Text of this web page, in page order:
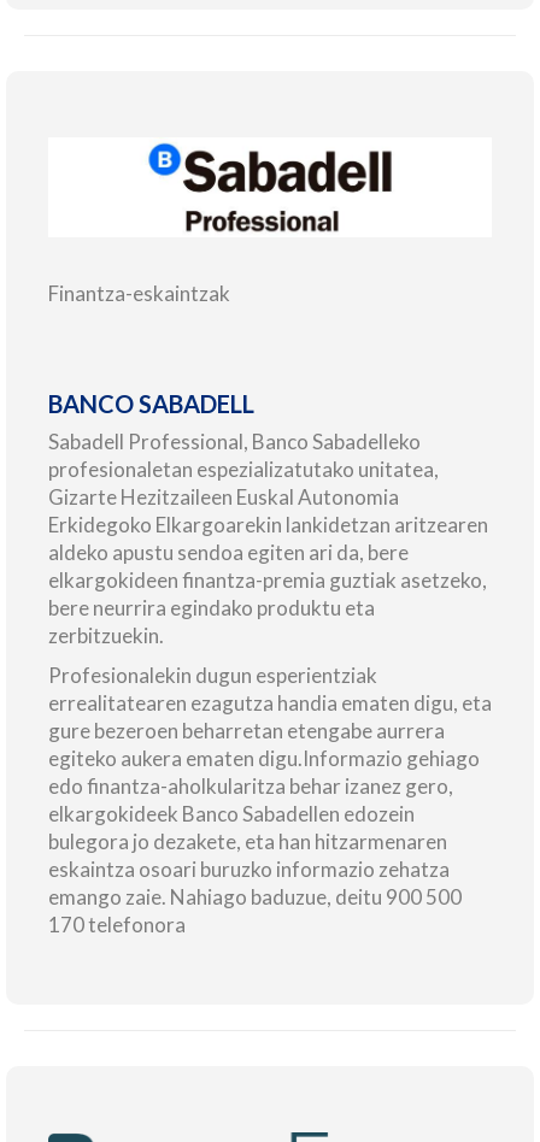
Finantza-eskaintzak
BANCO SABADELL
Sabadell Professional, Banco Sabadelleko
profesionaletan espezializatutako unitatea,
Gizarte Hezitzaileen Euskal Autonomia
Erkidegoko Elkargoarekin lankidetzan aritzearen
aldeko apustu sendoa egiten ari da, bere
elkargokideen finantza-premia guztiak asetzeko,
bere neurrira egindako produktu eta
zerbitzuekin.
Profesionalekin dugun esperientziak
errealitatearen ezagutza handia ematen digu, eta
gure bezeroen beharretan etengabe aurrera
egiteko aukera ematen digu.Informazio gehiago
edo finantza-aholkularitza behar izanez gero,
elkargokideek Banco Sabadellen edozein
bulegora jo dezakete, eta han hitzarmenaren
eskaintza osoari buruzko informazio zehatza
emango zaie. Nahiago baduzue, deitu 900 500
170 telefonora